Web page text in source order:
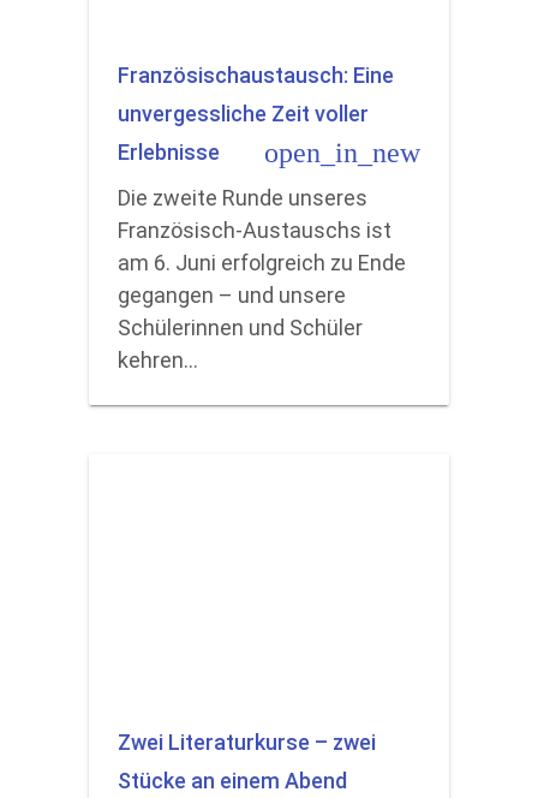
Französischaustausch: Eine
unvergessliche Zeit voller
Erlebnisse
open_in_new
Die zweite Runde unseres
Französisch-Austauschs ist
am 6. Juni erfolgreich zu Ende
gegangen – und unsere
Schülerinnen und Schüler
kehren…
Zwei Literaturkurse – zwei
Stücke an einem Abend